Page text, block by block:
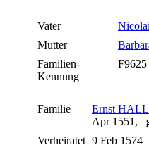
Vater
Mutter
Familien-
Kennung
F9625
Familie Ernst
Apr 1551,
Verheiratet 9 Feb 1574